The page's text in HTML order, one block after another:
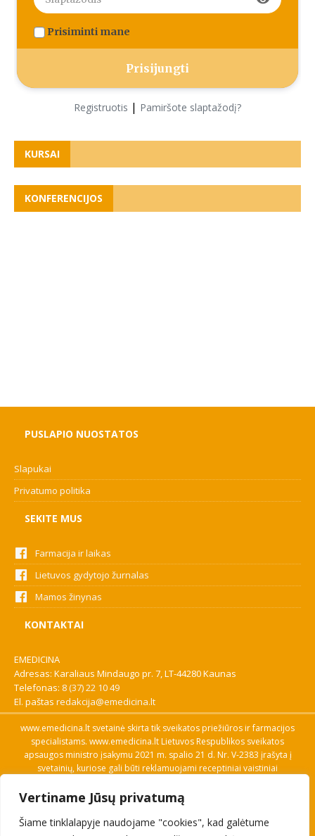
Vertiname Jūsų privatumą
Šiame tinklalapyje naudojame "cookies", kad galėtume
Prisiminti mane
Registruotis | Pamiršote slaptažodį?
KURSAI
KONFERENCIJOS
PUSLAPIO NUOSTATOS
Slapukai
Privatumo politika
SEKITE MUS
Farmacija ir laikas
Lietuvos gydytojo žurnalas
Mamos žinynas
KONTAKTAI
EMEDICINA
Adresas: Karaliaus Mindaugo pr. 7, LT-44280 Kaunas
Telefonas: 8 (37) 22 10 49
El. paštas redakcija@emedicina.lt
www.emedicina.lt svetainė skirta tik sveikatos priežiūros ir farmacijos
specialistams. www.emedicina.lt Lietuvos Respublikos sveikatos
apsaugos ministro įsakymu 2021 m. spalio 21 d. Nr. V-2383 įrašyta į
svetainių, kuriose gali būti reklamuojami receptiniai vaistiniai
savo profesinę kvalifikaciją. Naudingos nuorodos: Vaistų ir medicinos
pagalbos priemonių kainų paieška, VVKT tinklalapis, Sveikatos
priežiūros ar farmacijos specialisto pranešimo apie įtariamą